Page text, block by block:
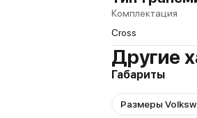
Комплектация
Cross
Другие
Габариты
Размеры